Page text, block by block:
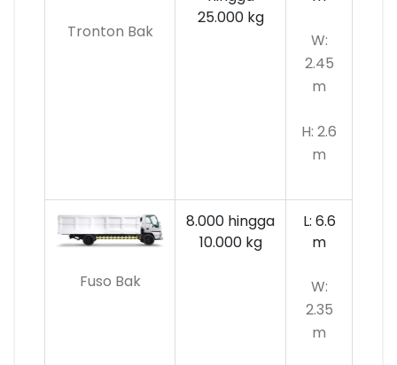
Tronton Bak
25.000 kg
W:
2.45
m
H: 2.6
m
Fuso Bak
8.000 hingga
10.000kg
L: 6.6
m
W:
2.35
m